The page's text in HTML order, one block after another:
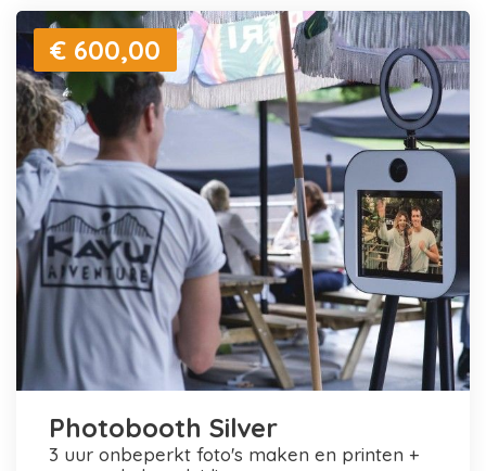
€ 600,00
Photobooth Silver
3 uur onbeperkt foto's maken en printen +